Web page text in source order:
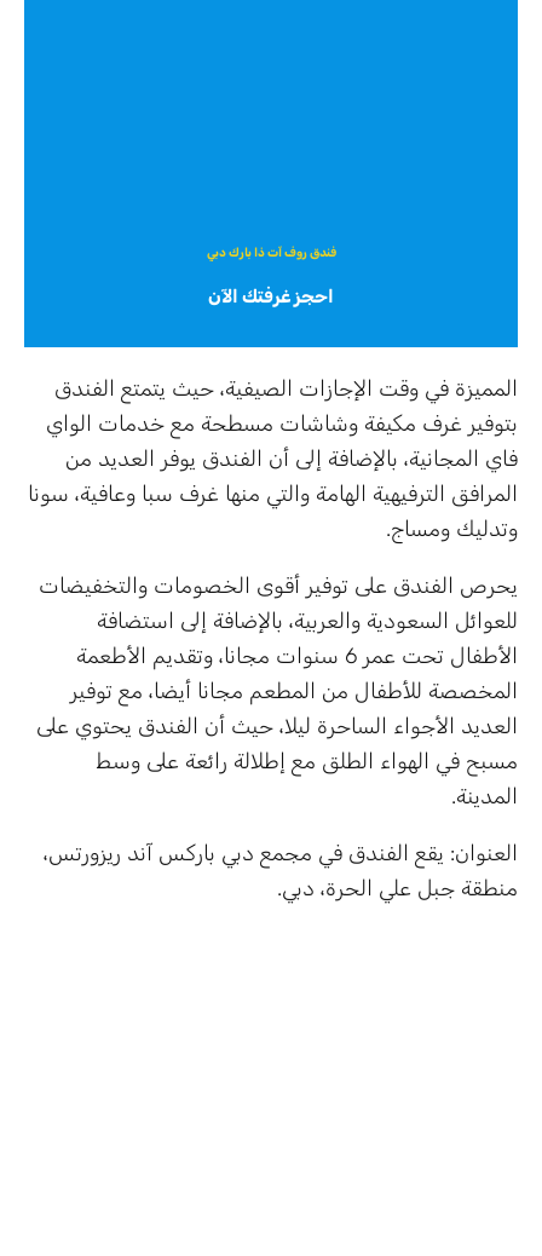
فندق روف آت ذا بارك دبي
احجز غرفتك الآن
المميزة في وقت الإجازات الصيفية، حيث يتمتع الفندق
بتوفير غرف مكيفة وشاشات مسطحة مع خدمات الواي
فاي المجانية، بالإضافة إلى أن الفندق يوفر العديد من
المرافق الترفيهية الهامة والتي منها غرف سبا وعافية، سونا
وتدليك ومساج.
يحرص الفندق على توفير أقوى الخصومات والتخفيضات
للعوائل السعودية والعربية، بالإضافة إلى استضافة
الأطفال تحت عمر 6 سنوات مجانا، وتقديم الأطعمة
المخصصة للأطفال من المطعم مجانا أيضا، مع توفير
العديد الأجواء الساحرة ليلا، حيث أن الفندق يحتوي على
مسبح في الهواء الطلق مع إطلالة رائعة على وسط
المدينة.
العنوان: يقع الفندق في مجمع دبي باركس آند ريزورتس،
منطقة جبل علي الحرة، دبي.